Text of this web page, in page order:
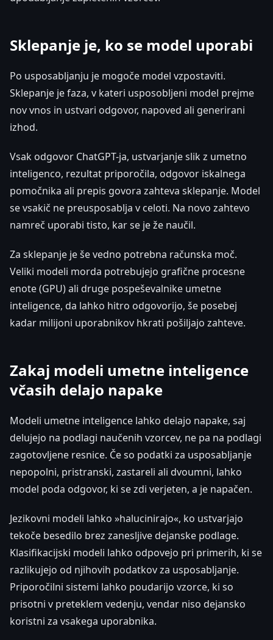
Sklepanje je, ko se model uporabi
Po usposabljanju je mogoče model vzpostaviti.
Sklepanje je faza, v kateri usposobljeni model prejme
nov vnos in ustvari odgovor, napoved ali generirani
izhod.
Vsak odgovor ChatGPT-ja, ustvarjanje slik z umetno
inteligenco, rezultat priporočila, odgovor iskalnega
pomočnika ali prepis govora zahteva sklepanje. Model
se vsakič ne preusposablja v celoti. Na novo zahtevo
namreč uporabi tisto, kar se je že naučil.
Za sklepanje je še vedno potrebna računska moč.
Veliki modeli morda potrebujejo grafične procesne
enote (GPU) ali druge pospeševalnike umetne
inteligence, da lahko hitro odgovorijo, še posebej
kadar milijoni uporabnikov hkrati pošiljajo zahteve.
Zakaj modeli umetne inteligence
včasih delajo napake
Modeli umetne inteligence lahko delajo napake, saj
delujejo na podlagi naučenih vzorcev, ne pa na podlagi
zagotovljene resnice. Če so podatki za usposabljanje
nepopolni, pristranski, zastareli ali dvoumni, lahko
model poda odgovor, ki se zdi verjeten, a je napačen.
Jezikovni modeli lahko »halucinirajo«, ko ustvarjajo
tekoče besedilo brez zanesljive dejanske podlage.
Klasifikacijski modeli lahko odpovejo pri primerih, ki se
razlikujejo od njihovih podatkov za usposabljanje.
Priporočilni sistemi lahko poudarijo vzorce, ki so
prisotni v preteklem vedenju, vendar niso dejansko
koristni za vsakega uporabnika.